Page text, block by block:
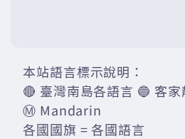
本站語言標示說明：
🔴 臺灣南島各語言 🔵 客
Ⓜ️ Mandarin
各國國旗 = 各國語言